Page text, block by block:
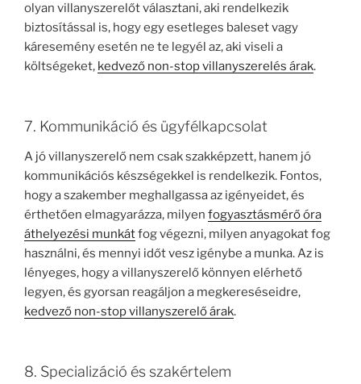
olyan villanyszerelőt választani, aki rendelkezik
biztosítással is, hogy egy esetleges baleset vagy
káresemény esetén ne te legyél az, aki viseli a
költségeket, kedvező non-stop villanyszerelés árak.
7. Kommunikáció és ügyfélkapcsolat
A jó villanyszerelő nem csak szakképzett, hanem jó
kommunikációs készségekkel is rendelkezik. Fontos,
hogy a szakember meghallgassa az igényeidet, és
érthetően elmagyarázza, milyen fogyasztásmérő óra
áthelyezési munkátfog végezni, milyen anyagokat fog
használni, és mennyi időt vesz igénybe a munka. Az is
lényeges, hogy a villanyszerelő könnyen elérhető
legyen, és gyorsan reagáljon a megkereséseidre,
kedvező non-stop villanyszerelő árak.
8. Specializáció és szakértelem